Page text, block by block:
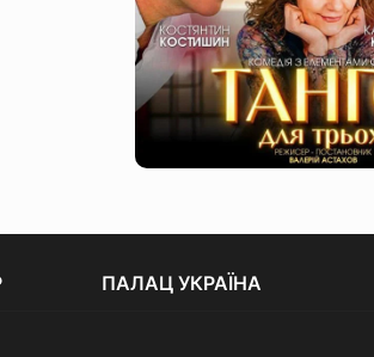
ПАЛАЦ УКРАЇНА